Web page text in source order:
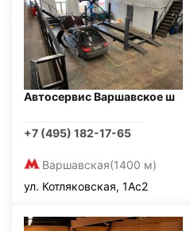
Автосервис Варшавское ш
+7 (495) 182-17-65
Варшавская(1400 м)
ул. Котляковская, 1Ас2